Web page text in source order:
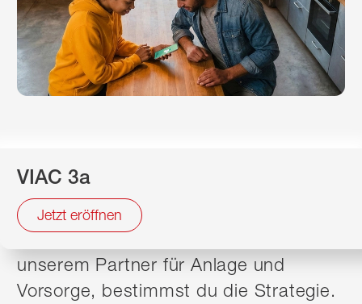
VIAC 3a
Jetzt eröffnen
dabei Jahr für Jahr Steuern sparen,
dafür kennst du die dritte Säule. Was
noch nicht jeder weiss: Mit VIAC,
unserem Partner für Anlage und
Vorsorge, bestimmst du die Strategie.